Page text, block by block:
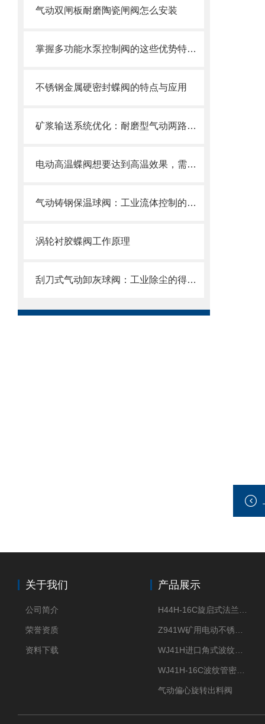
气动双闸板耐磨陶瓷闸阀怎么安装
掌握多功能水泵控制阀的这些优势特点很重要！
不锈钢金属硬密封蝶阀的特点与应用
矿浆输送系统优化：耐磨型气动两路分料阀的应用实践
电动高温蝶阀想要达到高温效果，需要满足以下几个要求
气动铸钢保温球阀：工业流体控制的新星
涡轮衬胶蝶阀工作原理
刮刀式气动卸灰球阀：工业除尘的得力助手
关于我们
公司简介
荣誉资质
资料下载
产品展示
气动偏心旋转出料阀